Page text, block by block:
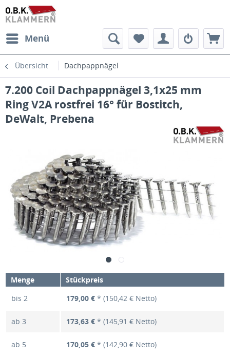
Menü
Übersicht Dachpappnägel
7.200 Coil Dachpappnägel 3,1x25 mm
Ring V2A rostfrei 16° für Bostitch,
DeWalt, Prebena
Menge
Stückpreis
bis 2 179,00 € * (150,42 € Netto)
ab 3 173,63 € * (145,91 € Netto)
ab 5 170,05 € * (142,90 € Netto)